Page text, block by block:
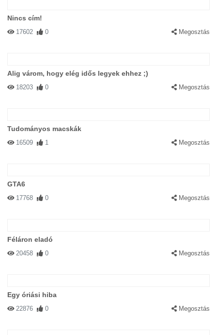
Nincs cím!
17602 0 Megosztás
Alig várom, hogy elég idős legyek ehhez ;)
18203 0 Megosztás
Tudományos macskák
16509 1 Megosztás
GTA6
17768 0 Megosztás
Féláron eladó
20458 0 Megosztás
Egy óriási hiba
22876 0 Megosztás